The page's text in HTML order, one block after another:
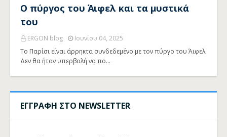
Ο πύργος του Άιφελ και τα μυστικά
του
ERGON blog
Ιουνίου 04, 2025
Το Παρίσι είναι άρρηκτα συνδεδεμένο με τον πύργο του Άιφελ.
Δεν θα ήταν υπερβολή να πο…
ΕΓΓΡΑΦΗ ΣΤΟ NEWSLETTER